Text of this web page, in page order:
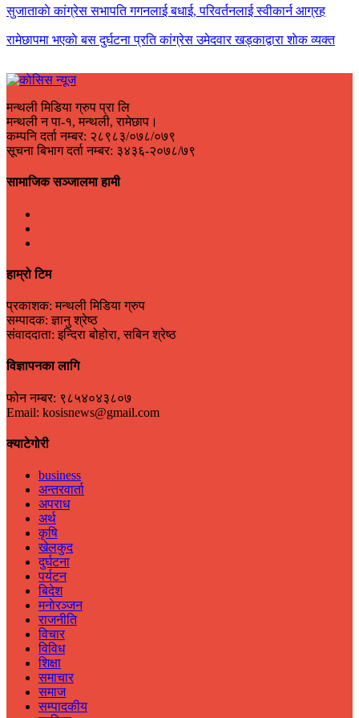
सुजाताकाे कांग्रेस सभापति गगनलाई बधाई, परिवर्तनलाई स्वीकार्न आग्रह
रामेछापमा भएकाे बस दुर्घटना प्रति कांग्रेस उमेदवार खड्काद्वारा शाेक व्यक्त
मन्थली मिडिया ग्रुप प्रा लि
मन्थली न पा-१, मन्थली, रामेछाप।
कम्पनि दर्ता नम्बर: २८९८३/०७८/०७९
सूचना बिभाग दर्ता नम्बर: ३४३६-२०७८/७९
सामाजिक सञ्जालमा हामी
हाम्रो टिम
प्रकाशक: मन्थली मिडिया ग्रुप
सम्पादक: ज्ञानु श्रेष्ठ
संवाददाता: इन्दिरा बोहोरा, सबिन श्रेष्ठ
विज्ञापनका लागि
फोन नम्बर: ९८५४०४३८०७
Email: kosisnews@gmail.com
क्याटेगोरी
business
अन्तरवार्ता
अपराध
अर्थ
कृषि
खेलकुद
दुर्घटना
पर्यटन
बिदेश
मनाेरञ्जन
राजनीति
विचार
विविध
शिक्षा
समाचार
समाज
सम्पादकीय